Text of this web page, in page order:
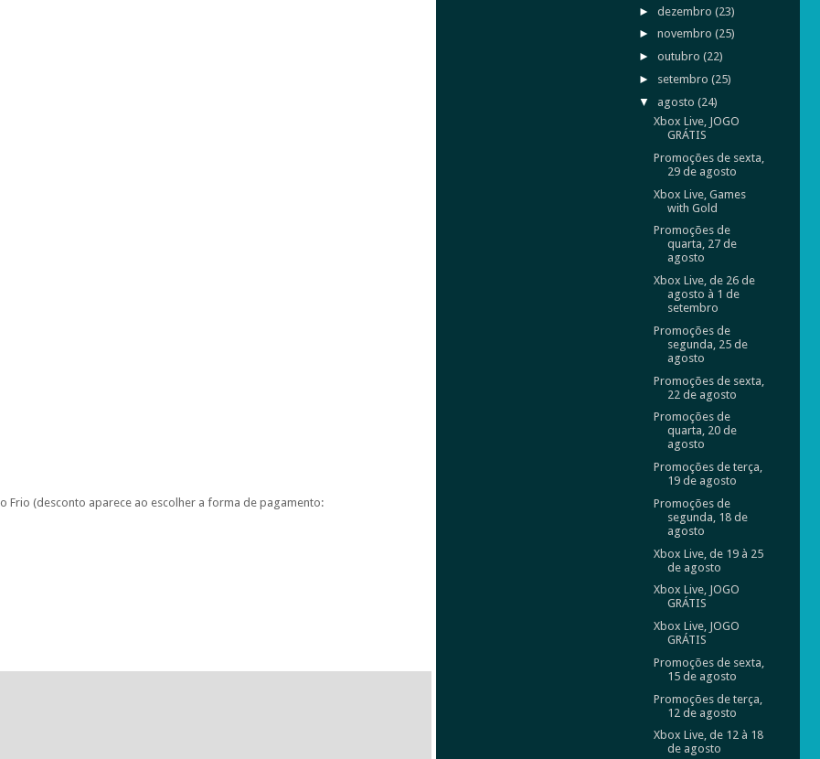
Frio (desconto aparece ao escolher a forma de pagamento:
► dezembro (23)
► novembro (25)
► outubro (22)
► setembro (25)
▼ agosto (24)
Xbox Live, JOGO
GRÁTIS
Promoções de sexta,
29 de agosto
Xbox Live, Games
with Gold
Promoções de
quarta, 27 de
agosto
Xbox Live, de 26 de
agosto à 1 de
setembro
Promoções de
segunda, 25 de
agosto
Promoções de sexta,
22 de agosto
Promoções de
quarta, 20 de
agosto
Promoções de terça,
19 de agosto
Promoções de
segunda, 18 de
agosto
Xbox Live, de 19 à 25
de agosto
Xbox Live, JOGO
GRÁTIS
Xbox Live, JOGO
GRÁTIS
Promoções de sexta,
15 de agosto
Promoções de terça,
12 de agosto
Xbox Live, de 12 à 18
de agosto